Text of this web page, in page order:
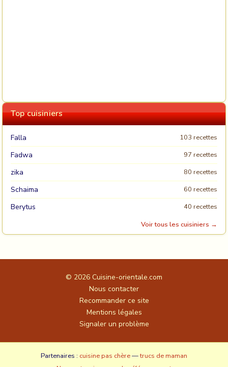
Top cuisiniers
Falla 103 recettes
Fadwa 97 recettes
zika 80 recettes
Schaima 60 recettes
Berytus
40 recettes
Voir tous les cuisiniers →
© 2026 Cuisine-orientale.com
Nous contacter
Recommander ce site
Mentions légales
Signaler un problème
Partenaires : cuisine pas chère—trucs de maman